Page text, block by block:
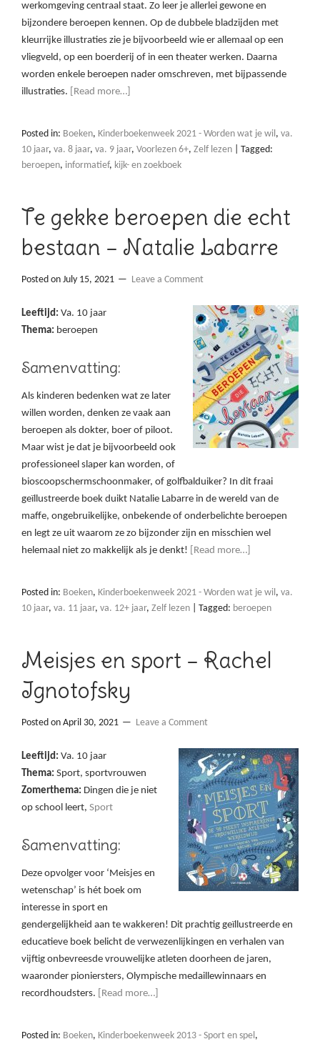
werkomgeving centraal staat. Zo leer je allerlei gewone en
bijzondere beroepen kennen. Op de dubbele bladzijden met
kleurrijke illustraties zie je bijvoorbeeld wie er allemaal op een
vliegveld, op een boerderij of in een theater werken. Daarna
worden enkele beroepen nader omschreven, met bijpassende
illustraties.
[Read more…]
Posted in: Boeken, Kinderboekenweek 2021 - Worden wat je wil, va.
10 jaar, va. 8 jaar, va. 9 jaar, Voorlezen 6+, Zelf lezen
Tagged:
beroepen, informatief, kijk- en zoekboek
Te gekke beroepen die echt
bestaan – Natalie Labarre
Posted on July 15, 2021 Leave a Comment
Leeftijd: Va. 10 jaar
Thema: beroepen
Samenvatting:
Als kinderen bedenken wat ze later
willen worden, denken ze vaak aan
beroepen als dokter, boer of piloot.
Maar wist je dat je bijvoorbeeld ook
professioneel slaper kan worden, of
bioscoopschermschoonmaker, of golfbalduiker? In dit fraai
geïllustreerde boek duikt Natalie Labarre in de wereld van de
maffe, ongebruikelijke, onbekende of onderbelichte beroepen
en legt ze uit waarom ze zo bijzonder zijn en misschien wel
helemaal niet zo makkelijk als je denkt!
[Read more…]
Posted in: Boeken, Kinderboekenweek 2021 - Worden wat je wil, va.
10 jaar, va. 11 jaar, va. 12+ jaar, Zelf lezen Tagged: beroepen
Meisjes en sport – Rachel
Ignotofsky
Posted on April 30, 2021 Leave a Comment
Leeftijd: Va. 10 jaar
Thema: Sport, sportvrouwen
Zomerthema: Dingen die je niet
op school leert, Sport
Samenvatting:
Deze opvolger voor ‘Meisjes en
wetenschap’ is hét boek om
interesse in sport en
gendergelijkheid aan te wakkeren! Dit prachtig geïllustreerde en
educatieve boek belicht de verwezenlijkingen en verhalen van
vijftig onbevreesde vrouwelijke atleten doorheen de jaren,
waaronder pioniersters, Olympische medaillewinnaars en
recordhoudsters.
[Read more…]
Posted in: Boeken, Kinderboekenweek 2013 - Sport en spel,